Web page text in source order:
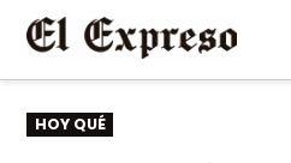
Saltar
contenido
PUBLICADO
EN
HOY QUÉ